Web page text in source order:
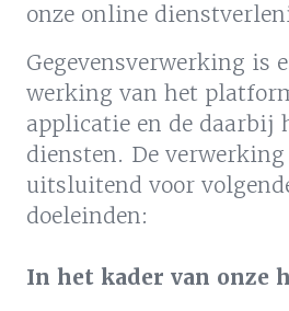
onze online
Gegevensverwerking is
werking van het
applicatie en de daarbij
diensten. De
uitsluitend voor
doeleinden:
In het kader van onze